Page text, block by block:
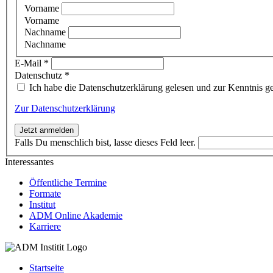
Vorname
Vorname
Nachname
Nachname
E-Mail *
Datenschutz *
Ich habe die Datenschutzerklärung gelesen und zur Kenntnis
Zur Datenschutzerklärung
Jetzt anmelden
Falls Du menschlich bist, lasse dieses Feld leer.
Interessantes
Öffentliche Termine
Formate
Institut
ADM Online Akademie
Karriere
Startseite